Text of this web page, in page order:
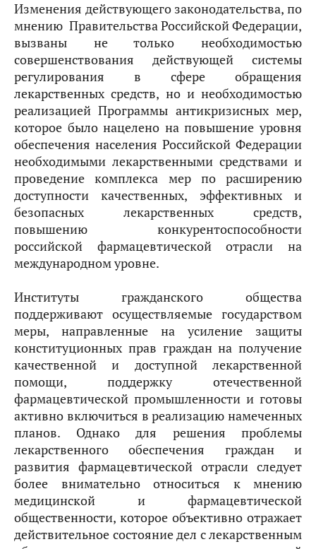
Изменения действующего законодательства, по
мнению Правительства Российской Федерации,
вызваны не только необходимостью
совершенствования действующей системы
регулирования в сфере обращения
лекарственных средств, но и необходимостью
реализацией Программы антикризисных мер,
которое было нацелено на повышение уровня
обеспечения населения Российской Федерации
необходимыми лекарственными средствами и
проведение комплекса мер по расширению
доступности качественных, эффективных и
безопасных лекарственных средств,
повышению конкурентоспособности
российской фармацевтической отрасли на
международном уровне.
Институты гражданского общества
поддерживают осуществляемые государством
меры, направленные на усиление защиты
конституционных прав граждан на получение
качественной и доступной лекарственной
помощи, поддержку отечественной
фармацевтической промышленности и готовы
активно включиться в реализацию намеченных
планов. Однако для решения проблемы
лекарственного обеспечения граждан и
развития фармацевтической отрасли следует
более внимательно относиться к мнению
медицинской и фармацевтической
общественности, которое объективно отражает
действительное состояние дел с лекарственным